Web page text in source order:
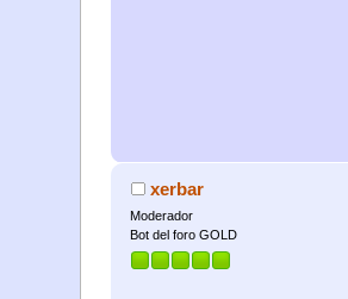
xerbar
Moderador
Bot del foro GOLD